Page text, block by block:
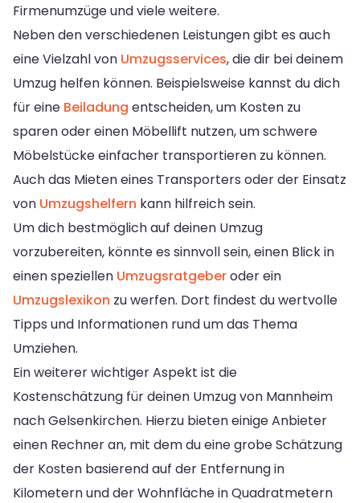
Firmenumzüge und viele weitere.
Neben den verschiedenen Leistungen gibt es auch
eine Vielzahl von Umzugsservices, die dir bei deinem
Umzug helfen können. Beispielsweise kannst du dich
für eine Beiladung entscheiden, um Kosten zu
sparen oder einen Möbellift nutzen, um schwere
Möbelstücke einfacher transportieren zu können.
Auch das Mieten eines Transporters oder der Einsatz
von Umzugshelfern kann hilfreich sein.
Um dich bestmöglich auf deinen Umzug
vorzubereiten, könnte es sinnvoll sein, einen Blick in
einen speziellen Umzugsratgeberoder ein
Umzugslexikon zu werfen. Dort findest du wertvolle
Tipps und Informationen rund um das Thema
Umziehen.
Ein weiterer wichtiger Aspekt ist die
Kostenschätzung für deinen Umzug von Mannheim
nach Gelsenkirchen. Hierzu bieten einige Anbieter
einen Rechner an, mit dem du eine grobe Schätzung
der Kosten basierend auf der Entfernung in
Kilometern und der Wohnfläche in Quadratmetern